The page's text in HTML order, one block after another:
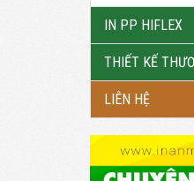
IN PP HIFLEX
THIẾT KẾ
LIÊN HỆ